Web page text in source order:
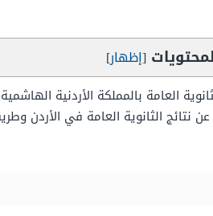
[إظهار]
العامة بالمملكة الأردنية
نتائج الثانوية العامة في الأردن